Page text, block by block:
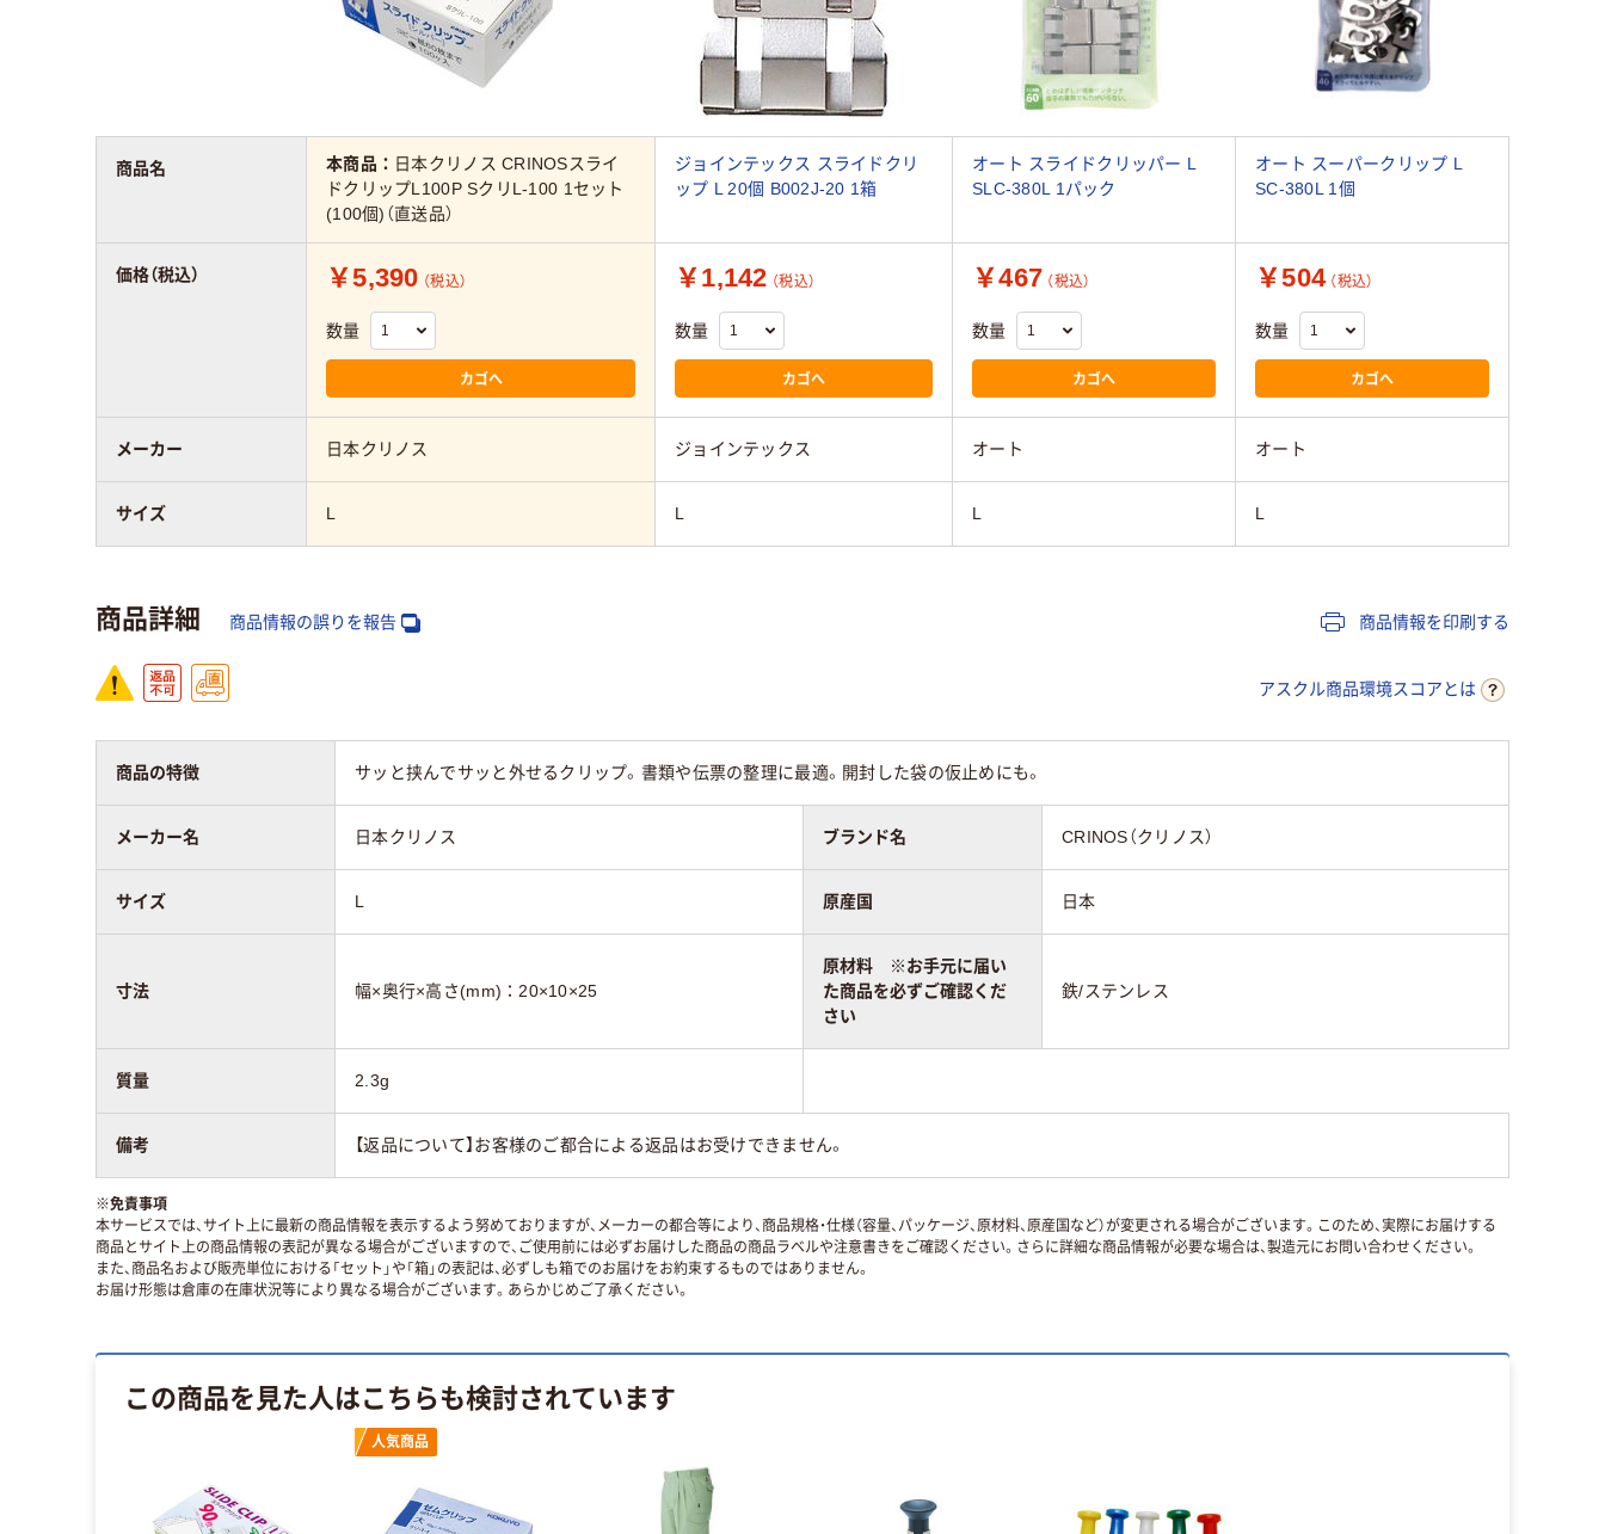
商品名 本商品： 日本クリノス CRINOSスライ
ドクリップL100P SクリL-100 1セット
(100個)（直送品）
ジョインテックス スライドクリ
ップ L 20個 B002J-20 1箱
オート スライドクリッパー L
SLC-380L 1パック
オート スーパークリップ L
SC-380L 1個
価格（税込） ￥5,390 （税込）
数量
カゴへ
￥1,142 （税込）
数量
カゴへ
￥467 （税込）
数量
カゴへ
￥504 （税込）
数量
カゴへ
メーカー 日本クリノス ジョインテックス オート オート
サイズ L L L L
商品詳細 商品情報の誤りを報告 商品情報を印刷する
アスクル商品環境スコアとは
商品の特徴 サッと挟んでサッと外せるクリップ。書類や伝票の整理に最適。開封した袋の仮止めにも。
メーカー名 日本クリノス ブランド名 CRINOS（クリノス）
サイズ L 原産国 日本
寸法 幅×奥行×高さ(mm)：20×10×25
原材料 ※お手元に届い
た商品を必ずご確認くだ
さい
鉄/ステンレス
質量 2.3g
備考 【返品について】お客様のご都合による返品はお受けできません。
※免責事項
本サービスでは、サイト上に最新の商品情報を表示するよう努めておりますが、メーカーの都合等により、商品規格・仕様（容量、パッケージ、原材料、原産国など）が変更される場合がございます。このため、実際にお届けする
商品とサイト上の商品情報の表記が異なる場合がございますので、ご使用前には必ずお届けした商品の商品ラベルや注意書きをご確認ください。さらに詳細な商品情報が必要な場合は、製造元にお問い合わせください。
また、商品名および販売単位における「セット」や「箱」の表記は、必ずしも箱でのお届けをお約束するものではありません。
お届け形態は倉庫の在庫状況等により異なる場合がございます。あらかじめご了承ください。
この商品を見た人はこちらも検討されています
人気商品